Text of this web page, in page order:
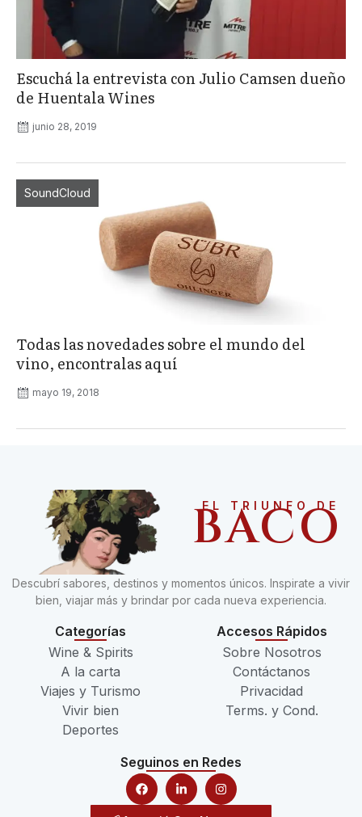
Escuchá la entrevista con Julio Camsen dueño
de Huentala Wines
junio 28, 2019
SoundCloud
Todas las novedades sobre el mundo del
vino, encontralas aquí
mayo 19, 2018
EL TRIUNFO DE
BACO
Descubrí sabores, destinos y momentos únicos. Inspirate a vivir
bien, viajar más y brindar por cada nueva experiencia.
Categorías
Wine & Spirits
A la carta
Viajes y Turismo
Vivir bien
Deportes
Accesos Rápidos
Sobre Nosotros
Contáctanos
Privacidad
Terms. y Cond.
Seguinos en Redes